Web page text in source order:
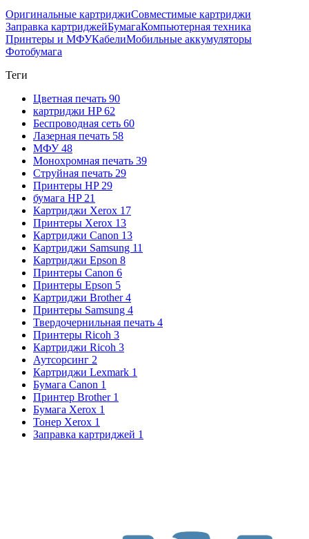
Оригинальные картриджиСовместимые картриджи
Заправка картриджейБумагаКомпьютерная техника
Принтеры и МФУКабелиМобильные аккумуляторы
Фотобумага
Теги
Цветная печать 90
картриджи HP62
Беспроводная сеть 60
Лазерная печать 58
МФУ48
Монохромная печать 39
Струйная печать 29
Принтеры HP 29
бумага HP 21
Картриджи Xerox 17
Принтеры Xerox 13
Картриджи Canon 13
Картриджи Samsung 11
Картриджи Epson 8
Принтеры Canon 6
Принтеры Epson 5
Картриджи Brother4
Принтеры Samsung 4
Твердочернильная печать 4
Принтеры Ricoh 3
Картриджи Ricoh 3
Аутсорсинг 2
Картриджи Lexmark 1
Бумага Canon 1
Принтер Brother 1
Бумага Xerox 1
Тонер Xerox 1
Заправка картриджей 1